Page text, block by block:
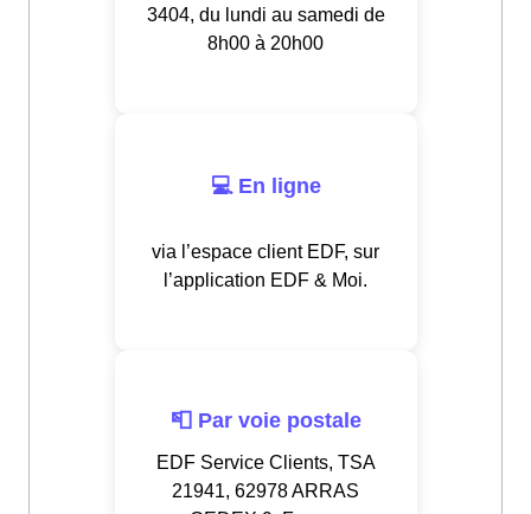
3404, du lundi au samedi de
8h00 à 20h00
💻 En ligne
via l’espace client EDF, sur
l’application EDF & Moi.
📮 Par voie postale
EDF Service Clients, TSA
21941, 62978 ARRAS